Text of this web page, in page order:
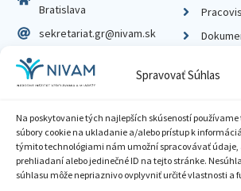
Spravovať Súhlas
Na poskytovanie tých najlepších skúseností používame
súbory cookie na ukladanie a/alebo prístup k
týmito technológiami nám umožní spracovávať údaje,
prehliadaní alebo jedinečné ID na tejto stránke.
súhlasu môže nepriaznivo ovplyvniť určité vlastnosti a
Bratislava
sekretariat.gr@nivam.sk
IČO: 00164348
DIČ: 2020798714
Zásady ochrany súkromia